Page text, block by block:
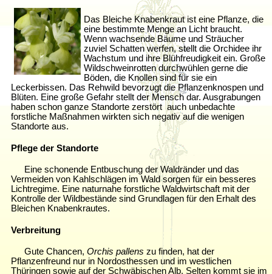
Das Bleiche Knabenkraut ist eine Pflanze, die
eine bestimmte Menge an Licht braucht.
Wenn wachsende Bäume und Sträucher
zuviel Schatten werfen, stellt die Orchidee ihr
Wachstum und ihre Blühfreudigkeit ein. Große
Wildschweinrotten durchwühlen gerne die
Böden, die Knollen sind für sie ein
Leckerbissen. Das Rehwild bevorzugt die Pflanzenknospen und
Blüten. Eine große Gefahr stellt der Mensch dar. Ausgrabungen
haben schon ganze Standorte zerstört ­ auch unbedachte
forstliche Maßnahmen wirkten sich negativ auf die wenigen
Standorte aus.
Pflege der Standorte
Eine schonende Entbuschung der Waldränder und das
Vermeiden von Kahlschlägen im Wald sorgen für ein besseres
Lichtregime. Eine naturnahe forstliche Waldwirtschaft mit der
Kontrolle der Wildbestände sind Grundlagen für den Erhalt des
Bleichen Knabenkrautes.
Verbreitung
Gute Chancen, Orchis pallens zu finden, hat der
Pflanzenfreund nur in Nordosthessen und im westlichen
Thüringen sowie auf der Schwäbischen Alb. Selten kommt sie im